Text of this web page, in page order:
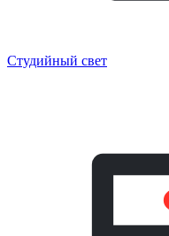
Студийный свет